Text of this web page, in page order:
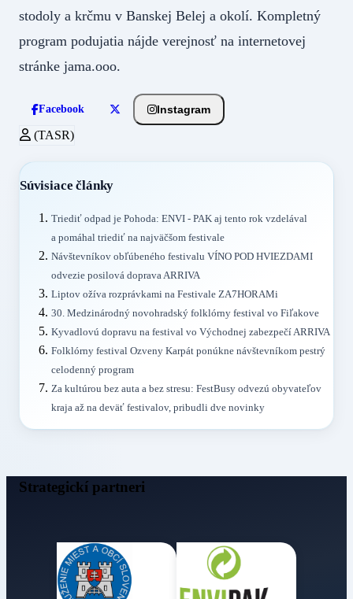
stodoly a krčmu v Banskej Belej a okolí. Kompletný
program podujatia nájde verejnosť na internetovej
stránke jama.ooo.
Facebook Instagram
(TASR)
Súvisiace články
Triediť odpad je Pohoda: ENVI - PAK aj tento rok vzdelával
a pomáhal triediť na najväčšom festivale
Návštevníkov obľúbeného festivalu VÍNO POD HVIEZDAMI
odvezie posilová doprava ARRIVA
Liptov ožíva rozprávkami na Festivale ZA7HORAMi
30. Medzinárodný novohradský folklórny festival vo Fiľakove
Kyvadlovú dopravu na festival vo Východnej zabezpečí ARRIVA
Folklórny festival Ozveny Karpát ponúkne návštevníkom pestrý
celodenný program
Za kultúrou bez auta a bez stresu: FestBusy odvezú obyvateľov
kraja až na deväť festivalov, pribudli dve novinky
Strategickí partneri